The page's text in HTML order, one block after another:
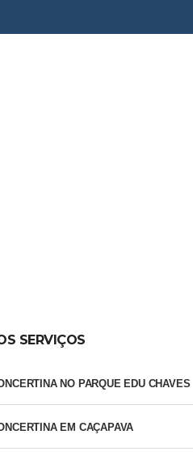
SERVIÇOS
NO PARQUE EDU CHAVES
EM CAÇAPAVA